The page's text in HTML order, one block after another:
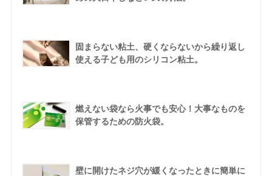
固まらない粘土、硬くならないから繰り返し
使える子ども用のシリコン粘土。
燃えない袋なら火事でも安心！大事なものを
保管するための防火袋。
壁に開けたネジ穴が緩くなったときに簡単に